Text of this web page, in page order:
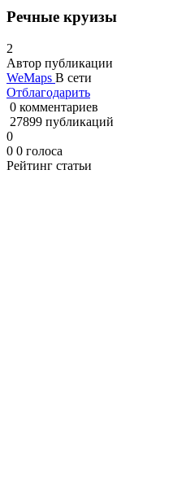
Речные круизы
2
Автор публикации
WeMaps В сети
Отблагодарить
0 комментариев
27899 публикаций
0
0 0 голоса
Рейтинг статьи